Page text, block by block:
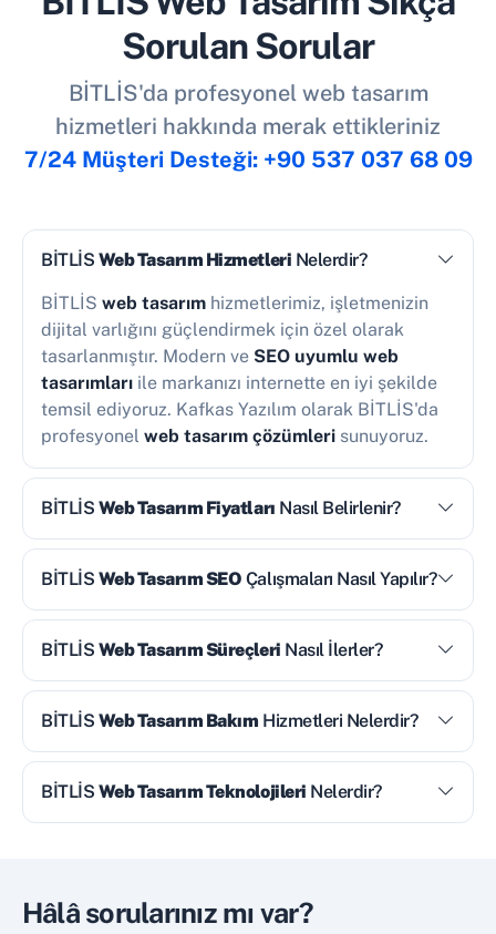
Sorulan Sorular
BİTLİS'da profesyonel web tasarım
hizmetleri hakkında merak ettikleriniz
7/24 Müşteri Desteği: +90 537 037 68 09
BİTLİS Web Tasarım Hizmetleri Nelerdir?
BİTLİS web tasarım hizmetlerimiz, işletmenizin
dijital varlığını güçlendirmek için özel olarak
tasarlanmıştır. Modern ve SEO uyumlu web
tasarımları ile markanızı internette en iyi şekilde
temsil ediyoruz. Kafkas Yazılım olarak BİTLİS'da
profesyonel web tasarım çözümleri sunuyoruz.
BİTLİS Web Tasarım Fiyatları Nasıl Belirlenir?
BİTLİS Web Tasarım SEO Çalışmaları Nasıl Yapılır?
BİTLİS Web Tasarım Süreçleri Nasıl İlerler?
BİTLİS Web Tasarım Bakım Hizmetleri Nelerdir?
BİTLİS Web Tasarım Teknolojileri Nelerdir?
Hâlâ sorularınız mı var?